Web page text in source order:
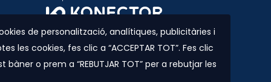
de personalització, analítiques, publicitàries i
cookies, fes clic a “ACCEPTAR TOT”. Fes clic
o prem a “REBUTJAR TOT” per a rebutjar les